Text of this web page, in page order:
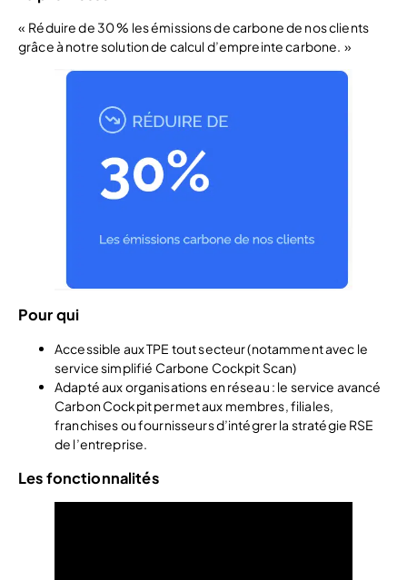
« Réduire de 30 % les émissions de carbone de nos clients
grâce à notre solution de calcul d’empreinte carbone. »
Pour qui
Accessible aux TPE tout secteur (notamment avec le
service simplifié Carbone Cockpit Scan)
Adapté aux organisations en réseau : le service avancé
Carbon Cockpit permet aux membres, filiales,
franchises ou fournisseurs d’intégrer la stratégie RSE
de l’entreprise.
Les fonctionnalités